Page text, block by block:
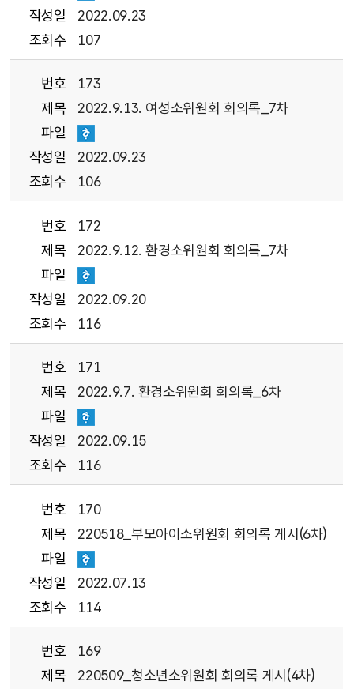
작성일
2022.09.23
조회수
107
번호
173
제목
2022.9.13. 여성소위원회 회의록_7차
파일
작성일
2022.09.23
조회수
106
번호
172
제목
2022.9.12. 환경소위원회 회의록_7차
파일
작성일
2022.09.20
조회수
116
번호
171
제목
2022.9.7. 환경소위원회 회의록_6차
파일
작성일
2022.09.15
조회수
116
번호
170
제목
220518_부모아이소위원회 회의록 게시(6차)
파일
작성일
2022.07.13
조회수
114
번호
169
제목
220509_청소년소위원회 회의록 게시(4차)